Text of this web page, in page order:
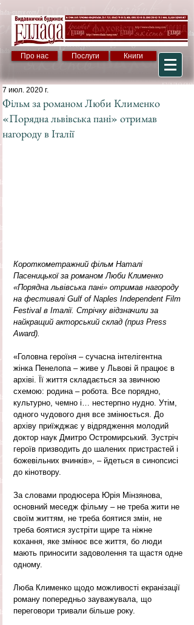
Про нас Послуги Книги
Фільм за романом Люби Клименко
«Порядна львівська пані» отримав
нагороду в Італії
7 июл. 2020 г.
Короткометражний фільм Наталі
Пасеницької за романом Люби Клименко
«Порядна львівська пані» отримав нагороду
на фестивалі Gulf of Naples Independent Film
Festival в Італії. Cтрічку відзначили за
найкращий акторський склад (приз Press
Award).
«Головна героїня – сучасна інтелігентна
жінка Пенелопа – живе у Львові й працює в
архіві. Її життя складається за звичною
схемою: родина – робота. Все порядно,
культурно, чемно і… нестерпно нудно. Утім,
одного чудового дня все змінюється. До
архіву приїжджає у відрядження молодий
доктор наук Дмитро Остромирський. Зустріч
героїв призводить до шалених пристрастей і
божевільних вчинків», – йдеться в синопсисі
до кінотвору.
За словами продюсера Юрія Мінзянова,
основний меседж фільму – не треба жити не
своїм життям, не треба боятися змін, не
треба боятися зустріти щире та ніжне
кохання, яке змінює все життя, бо люди
мають приносити задоволення та щастя одне
одному.
Люба Клименко щодо можливості екранізації
роману попередньо зауважувала, що
переговори тривали більше року.